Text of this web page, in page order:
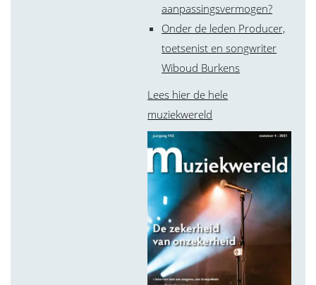
aanpassingsvermogen?
Onder de leden Producer,
toetsenist en songwriter
Wiboud Burkens
Lees hier de hele
muziekwereld